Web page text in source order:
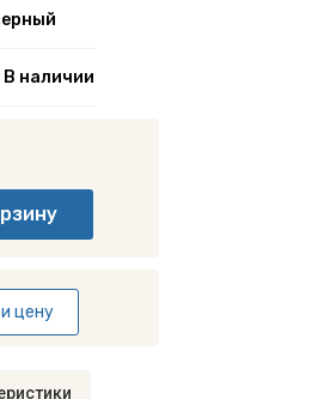
В наличии
цену